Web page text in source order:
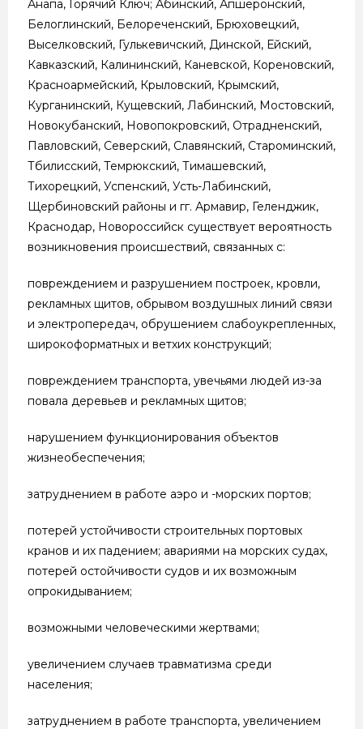
Анапа, Горячий Ключ; Абинский, Апшеронский,
Белоглинский, Белореченский, Брюховецкий,
Выселковский, Гулькевичский, Динской, Ейский,
Кавказский, Калининский, Каневской, Кореновский,
Красноармейский, Крыловский, Крымский,
Курганинский, Кущевский, Лабинский, Мостовский,
Новокубанский, Новопокровский, Отрадненский,
Павловский, Северский, Славянский, Староминский,
Тбилисский, Темрюкский, Тимашевский,
Тихорецкий, Успенский, Усть-Лабинский,
Щербиновский районы и гг. Армавир, Геленджик,
Краснодар, Новороссийск существует вероятность
возникновения происшествий, связанных с:
повреждением и разрушением построек, кровли,
рекламных щитов, обрывом воздушных линий связи
и электропередач, обрушением слабоукрепленных,
широкоформатных и ветхих конструкций;
повреждением транспорта, увечьями людей из-за
повала деревьев и рекламных щитов;
нарушением функционирования объектов
жизнеобеспечения;
затруднением в работе аэро и -морских портов;
потерей устойчивости строительных портовых
кранов и их падением; авариями на морских судах,
потерей остойчивости судов и их возможным
опрокидыванием;
возможными человеческими жертвами;
увеличением случаев травматизма среди
населения;
затруднением в работе транспорта, увеличением